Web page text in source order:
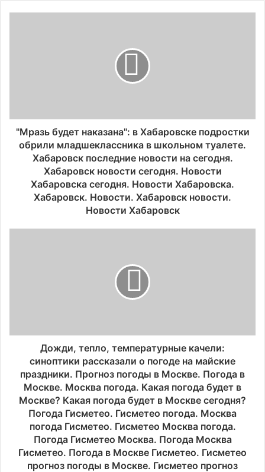
"Мразь будет наказана": в Хабаровске подростки
обрили младшеклассника в школьном туалете.
Хабаровск последние новости на сегодня.
Хабаровск новости сегодня. Новости
Хабаровска сегодня. Новости Хабаровска.
Хабаровск. Новости. Хабаровск новости.
Новости Хабаровск
Дожди, тепло, температурные качели:
синоптики рассказали о погоде на майские
праздники. Прогноз погоды в Москве. Погода в
Москве. Москва погода. Какая погода будет в
Москве? Какая погода будет в Москве сегодня?
Погода Гисметео. Гисметео погода. Москва
погода Гисметео. Гисметео Москва погода.
Погода Гисметео Москва. Погода Москва
Гисметео. Погода в Москве Гисметео. Гисметео
прогноз погоды в Москве. Гисметео прогноз